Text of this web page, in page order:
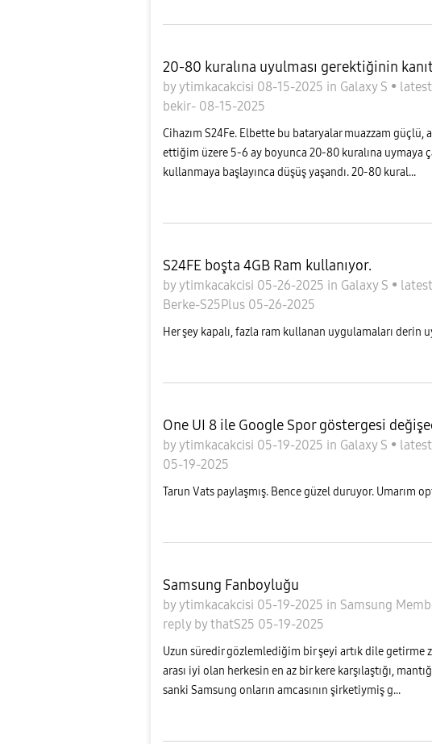
20-80 kuralına uyulması gerektiğinin
byytimkacakcisi 08-15-2025 in Galaxy S •
bekir- 08-15-2025
Cihazım S24Fe. Elbette bu bataryalar muazzam
ettiğim üzere 5-6 ay boyunca 20-80 kuralına uymaya
kullanmaya başlayınca düşüş yaşandı. 20-80 kural...
S24FE boşta 4GB Ram kullanıyor.
byytimkacakcisi 05-26-2025 in Galaxy S •
Berke-S25Plus 05-26-2025
Her şey kapalı, fazla ram kullanan uygulamaları derin
One UI 8 ile Google Spor göstergesi
byytimkacakcisi 05-19-2025 in Galaxy S •
05-19-2025
Tarun Vats paylaşmış. Bence güzel duruyor. Umarım
Samsung Fanboyluğu
byytimkacakcisi 05-19-2025 in Samsung
reply bythatS25 05-19-2025
Uzun süredir gözlemlediğim bir şeyi artık dile getirme
arası iyi olan herkesin en az bir kere karşılaştığı,
sanki Samsung onların amcasının şirketiymiş g...